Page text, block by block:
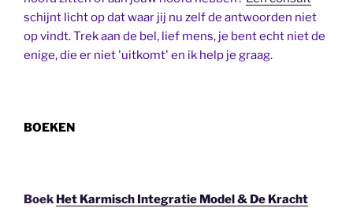
schijnt licht op dat waar jij nu zelf de antwoorden niet
op vindt. Trek aan de bel, lief mens, je bent echt niet de
enige, die er niet 'uitkomt' en ik help je graag.
BOEKEN
Boek Het Karmisch Integratie Model & De Kracht